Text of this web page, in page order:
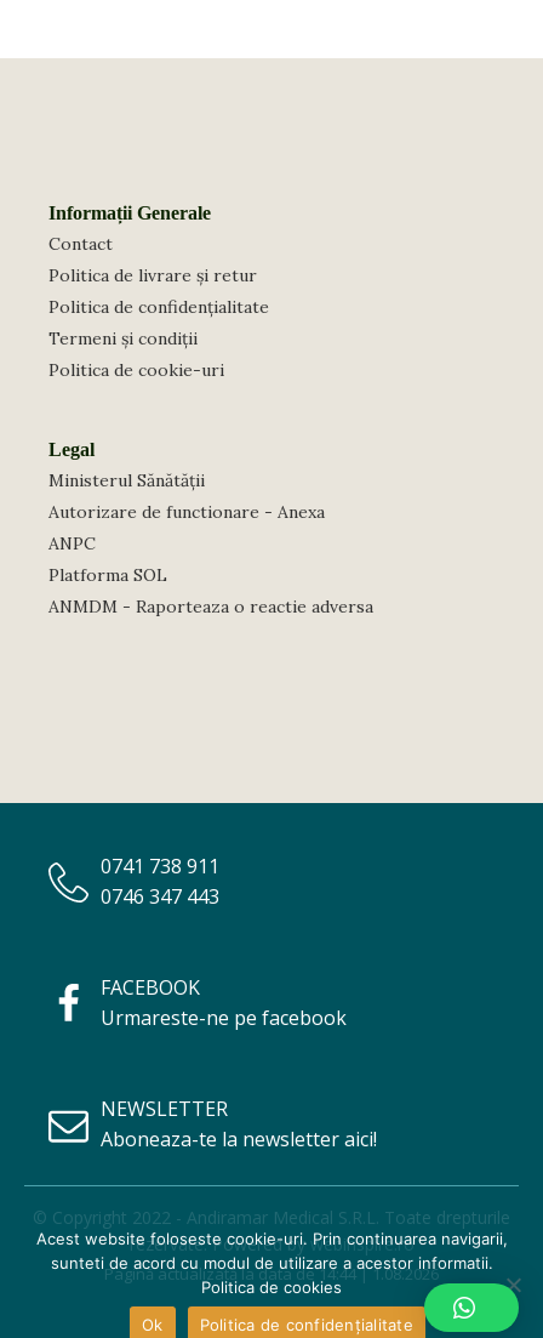
Informații Generale
Contact
Politica de livrare și retur
Politica de confidențialitate
Termeni și condiții
Politica de cookie-uri
Legal
Ministerul Sănătății
Autorizare de functionare - Anexa
ANPC
Platforma SOL
ANMDM - Raporteaza o reactie adversa
0741 738 911
0746 347 443
FACEBOOK
Urmareste-ne pe facebook
NEWSLETTER
Aboneaza-te la newsletter aici!
© Copyright 2022 - Andiramar Medical S.R.L. Toate drepturile
rezervate. Powered by webinspire.ro
Pagină actualizată la data de 14:44 | 1.08.2026
Acest website foloseste cookie-uri. Prin continuarea navigarii,
sunteti de acord cu modul de utilizare a acestor informatii.
Politica de cookies
Ok
Politica de confidențialitate